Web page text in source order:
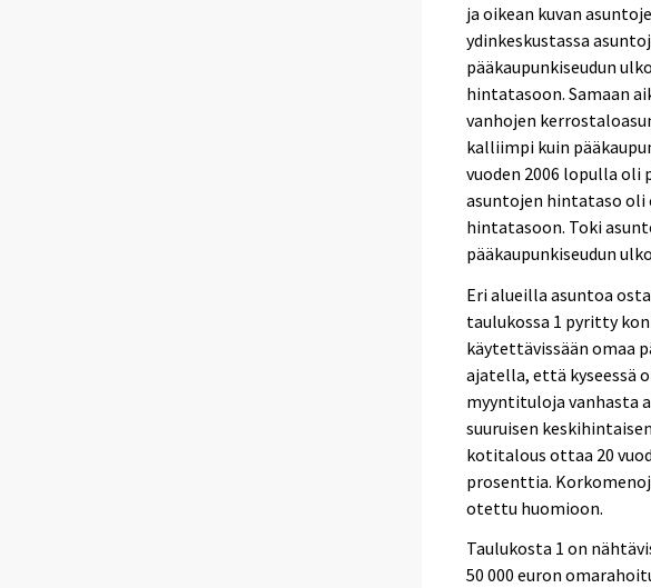
ja oikean kuvan
ydinkeskustassa
pääkaupunkiseudun
hintatasoon. Samaan
vanhojen
kalliimpi kuin
vuoden 2006 lopulla oli
asuntojen hintataso oli
hintatasoon. Toki
pääkaupunkiseudun
Eri alueilla asuntoa
taulukossa 1 pyritty
käytettävissään omaa
ajatella, että kyseessä
myyntituloja vanhasta
suuruisen
kotitalous ottaa 20
prosenttia.
otettu huomioon.
Taulukosta 1 on
50 000 euron